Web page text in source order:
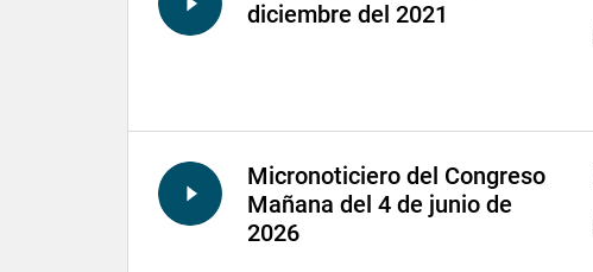
diciembre del 2021
Micronoticiero del Congreso
Mañana del 4 de junio de
2026